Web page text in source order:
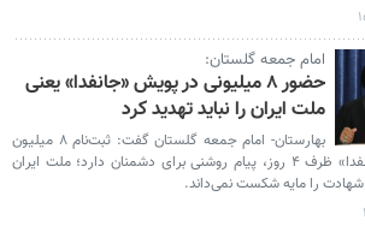
امام جمعه گلستان:
حضور ۸ میلیونی در پویش «جانفدا» یعنی
ملت ایران را نباید تهدید کرد
بهارستان- امام جمعه گلستان گفت: ثبت‌نام ۸ میلیون
نفر در پویش «جانفدا» ظرف ۴ روز، پیام روشنی برای دشمنان دارد؛ ملت ایران
را مایه شکست نمی‌داند.